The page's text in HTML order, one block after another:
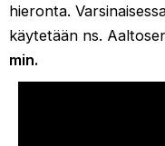
hieronta.
käytetään ns.
min.